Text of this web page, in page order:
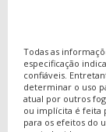
Todas as
especificação
confiáveis.
determinar o uso
atual por outros
ou implícita é feita
para os efeitos do